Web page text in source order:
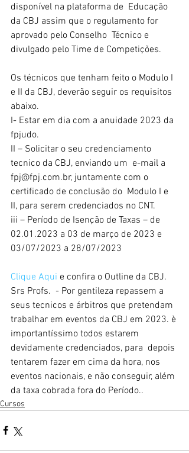
disponível na plataforma de  Educação
da CBJ assim que o regulamento for
aprovado pelo Conselho  Técnico e
divulgado pelo Time de Competições.
Os técnicos que tenham feito o Modulo I
e II da CBJ, deverão seguir os requisitos
abaixo.
I- Estar em dia com a anuidade 2023 da
fpjudo.
II – Solicitar o seu credenciamento
tecnico da CBJ, enviando um  e-mail a
fpj@fpj.com.br, juntamente com o
certificado de conclusão do  Modulo I e
II, para serem credenciados no CNT.
iii – Período de Isenção de Taxas – de
02.01.2023 a 03 de março de 2023 e
03/07/2023 a 28/07/2023
Clique Aqui e confira o Outline da CBJ.
Srs Profs.  - Por gentileza repassem a
seus tecnicos e árbitros que pretendam
trabalhar em eventos da CBJ em 2023. è
importantíssimo todos estarem
devidamente credenciados, para  depois
tentarem fazer em cima da hora, nos
eventos nacionais, e não conseguir, além
da taxa cobrada fora do Período..
Cursos